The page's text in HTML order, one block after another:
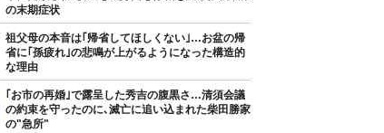
の末期症状
祖父母の本音は｢帰省してほしくない｣…お盆の帰
省に｢孫疲れ｣の悲鳴が上がるようになった構造的
な理由
｢お市の再婚｣で露呈した秀吉の腹黒さ…清須会議
の約束を守ったのに､滅亡に追い込まれた柴田勝家
の"急所"